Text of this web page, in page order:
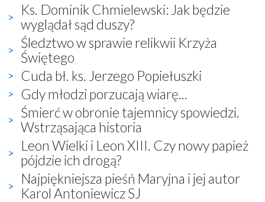
Ks. Dominik Chmielewski: Jak będzie
wyglądał sąd duszy?
Śledztwo w sprawie relikwii Krzyża
Świętego
Cuda bł. ks. Jerzego Popiełuszki
Gdy młodzi porzucają wiarę...
Śmierć w obronie tajemnicy spowiedzi.
Wstrząsająca historia
Leon Wielki i Leon XIII. Czy nowy papież
pójdzie ich drogą?
Najpiękniejsza pieśń Maryjna i jej autor
Karol Antoniewicz SJ